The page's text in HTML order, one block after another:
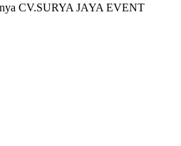
CV.SURYA JAYA EVENT